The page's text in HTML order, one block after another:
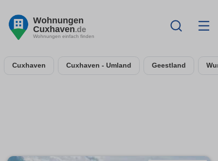
Wohnungen
Cuxhaven.de
Wohnungen einfach finden
Cuxhaven Cuxhaven - Umland Geestland